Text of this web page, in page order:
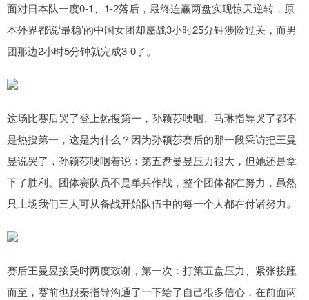
面对日本队一度0-1、1-2落后，最终连赢两盘实现惊天逆转，原
本外界都说‘最稳’的中国女团却鏖战3小时25分钟涉险过关，而男
团那边2小时5分钟就完成3-0了。
这场比赛后哭了登上热搜第一，孙颖莎哽咽、马琳指导哭了都不
是热搜第一，这是为什么？因为孙颖莎赛后的那一段采访把王曼
昱说哭了，孙颖莎哽咽着说：第五盘曼昱压力很大，但她还是拿
下了胜利。团体赛队员不是单兵作战，整个团体都在努力，虽然
只上场我们三人可从备战开始队伍中的每一个人都在付诸努力。
赛后王曼昱接受时两度致谢，第一次：打第五盘压力、紧张接踵
而至，赛前也跟秦指导沟通了一下给了自己很多信心，在前面两